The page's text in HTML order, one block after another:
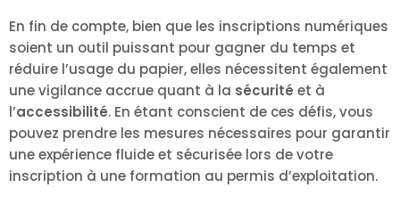
En fin de compte, bien que les inscriptions numériques
soient un outil puissant pour gagner du temps et
réduire l’usage du papier, elles nécessitent également
une vigilance accrue quant à la sécurité et à
l’accessibilité. En étant conscient de ces défis, vous
pouvez prendre les mesures nécessaires pour garantir
une expérience fluide et sécurisée lors de votre
inscription à une formation au permis d’exploitation.